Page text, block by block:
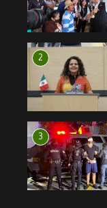
2
3